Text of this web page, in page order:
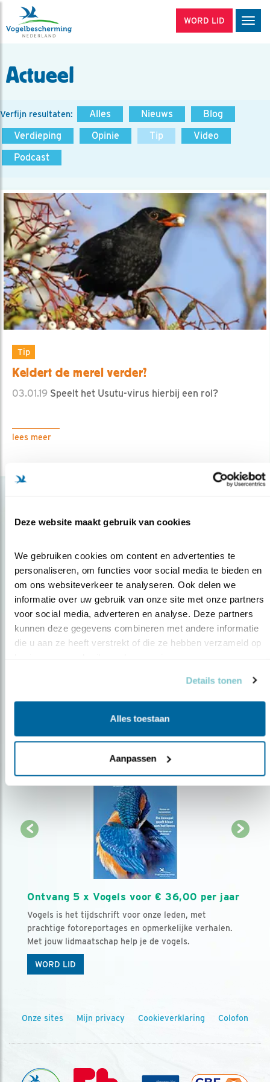
Deze website maakt gebruik van cookies
We gebruiken cookies om content en advertenties te
personaliseren, om functies voor social media te bieden en
om ons websiteverkeer te analyseren. Ook delen we
informatie over uw gebruik van onze site met onze partners
voor social media, adverteren en analyse. Deze partners
kunnen deze gegevens combineren met andere informatie
die u aan ze heeft verstrekt of die ze hebben verzameld op
Details tonen
Alles toestaan
Aanpassen
WORD LID
Actueel
Verfijn resultaten: Alles Nieuws
Blog
Verdieping
Opinie Tip
Video
Podcast
Tip
Keldert de merel verder?
03.01.19 Speelt het Usutu-virus hierbij een rol?
lees meer
Op de hoogte blijven?
Meld je aan en ontvang nieuws, inspiratie, acties en tips
over vogels en activiteiten van Vogelbescherming.
Ontvang 5 x Vogels voor € 36,00 per jaar
Vogels is het tijdschrift voor onze leden, met
prachtige fotoreportages en opmerkelijke verhalen.
Met jouw lidmaatschap help je de vogels.
WORD LID
Onze sites Mijn privacy Cookieverklaring Colofon